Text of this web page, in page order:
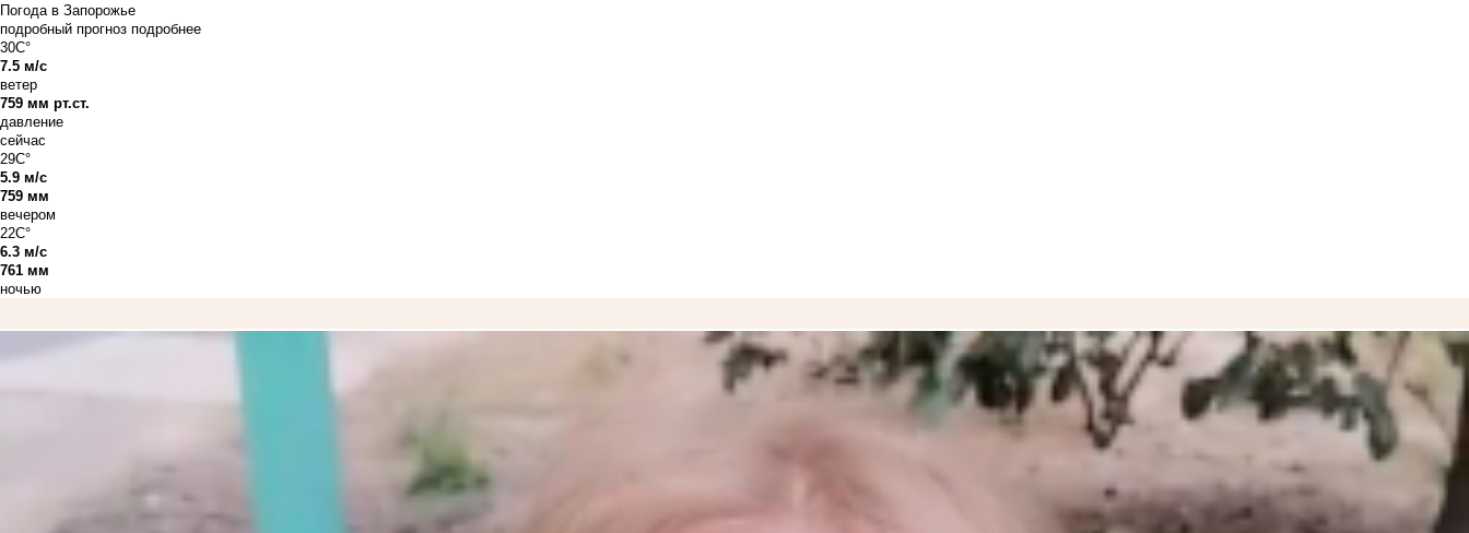
Погода в Запорожье
подробный прогноз подробнее
30C°
7.5 м/с
ветер
759 мм рт.ст.
давление
сейчас
29C°
5.9 м/с
759 мм
вечером
22C°
6.3 м/с
761 мм
ночью